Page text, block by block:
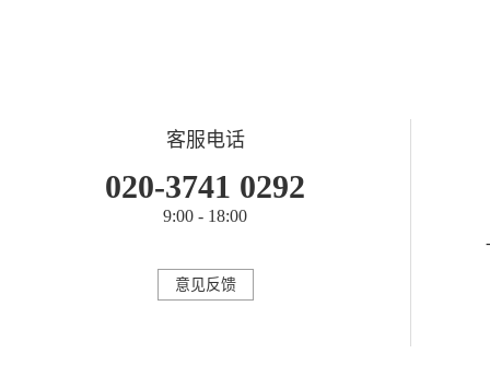
客服电话
020-3741 0292
9:00 - 18:00
意见反馈